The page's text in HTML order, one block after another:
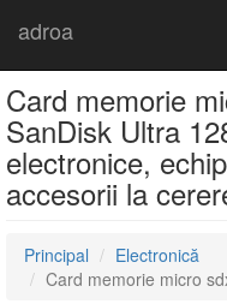
adroa
Card memorie
SanDisk Ultra
electronice,
accesorii la
Principal
Electronică
Card memorie micro